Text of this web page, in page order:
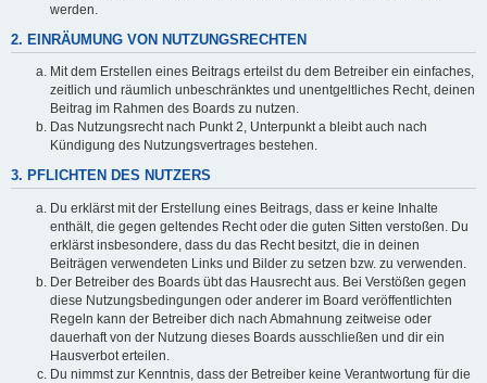
werden.
2. EINRÄUMUNG VON NUTZUNGSRECHTEN
Mit dem Erstellen eines Beitrags erteilst du dem Betreiber ein einfaches,
zeitlich und räumlich unbeschränktes und unentgeltliches Recht, deinen
Beitrag im Rahmen des Boards zu nutzen.
Das Nutzungsrecht nach Punkt 2, Unterpunkt a bleibt auch nach
Kündigung des Nutzungsvertrages bestehen.
3. PFLICHTEN DES NUTZERS
Du erklärst mit der Erstellung eines Beitrags, dass er keine Inhalte
enthält, die gegen geltendes Recht oder die guten Sitten verstoßen. Du
erklärst insbesondere, dass du das Recht besitzt, die in deinen
Beiträgen verwendeten Links und Bilder zu setzen bzw. zu verwenden.
Der Betreiber des Boards übt das Hausrecht aus. Bei Verstößen gegen
diese Nutzungsbedingungen oder anderer im Board veröffentlichten
Regeln kann der Betreiber dich nach Abmahnung zeitweise oder
dauerhaft von der Nutzung dieses Boards ausschließen und dir ein
Hausverbot erteilen.
Du nimmst zur Kenntnis, dass der Betreiber keine Verantwortung für die